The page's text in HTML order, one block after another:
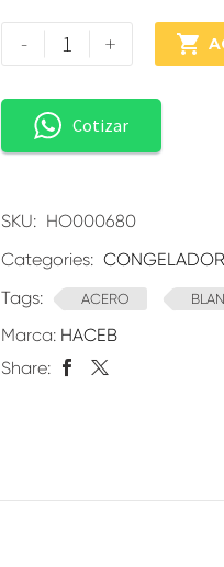
- + 
Cotizar
SKU: HO000680
Categories: CONGELADOR
Tags:
ACERO
Marca: HACEB
Share: